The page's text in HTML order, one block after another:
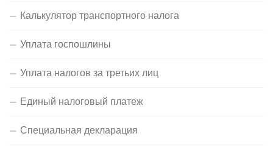
Калькулятор транспортного налога
Уплата госпошлины
Уплата налогов за третьих лиц
Единый налоговый платеж
Специальная декларация